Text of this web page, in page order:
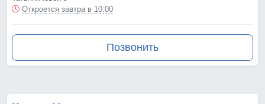
Откроется завтра в 10:00
Позвонить